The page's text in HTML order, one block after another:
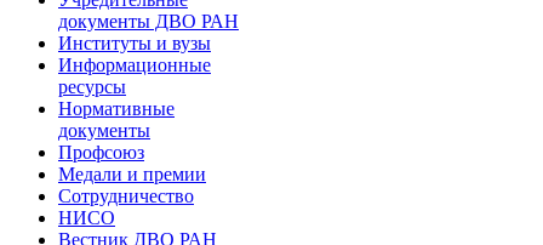
документы ДВО РАН
Институты и вузы
Информационные
ресурсы
Нормативные
документы
Профсоюз
Медали и премии
Сотрудничество
НИСО
Вестник ДВО РАН